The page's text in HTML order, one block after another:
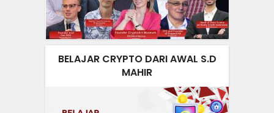
BELAJAR CRYPTO DARI AWAL S.D
MAHIR